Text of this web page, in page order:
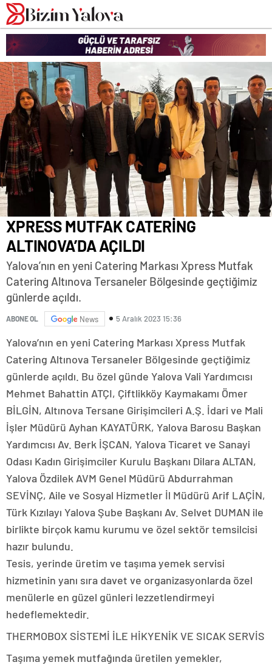
romabet
romabet
romabet
deneme
bonusu
veren
siteler
XPRESS MUTFAK CATERİNG
ALTINOVA’DA AÇILDI
Yalova’nın en yeni Catering Markası Xpress Mutfak
Catering Altınova Tersaneler Bölgesinde geçtiğimiz
günlerde açıldı.
ABONE OL News 5 Aralık 2023 15:36
Yalova’nın en yeni Catering Markası Xpress Mutfak
Catering Altınova Tersaneler Bölgesinde geçtiğimiz
günlerde açıldı. Bu özel günde Yalova Vali Yardımcısı
Mehmet Bahattin ATÇI, Çiftlikköy Kaymakamı Ömer
BİLGİN, Altınova Tersane Girişimcileri A.Ş. İdari ve Mali
İşler Müdürü Ayhan KAYATÜRK, Yalova Barosu Başkan
Yardımcısı Av. Berk İŞCAN, Yalova Ticaret ve Sanayi
Odası Kadın Girişimciler Kurulu Başkanı Dilara ALTAN,
Yalova Özdilek AVM Genel Müdürü Abdurrahman
SEVİNÇ, Aile ve Sosyal Hizmetler İl Müdürü Arif LAÇİN,
Türk Kızılayı Yalova Şube Başkanı Av. Selvet DUMAN ile
birlikte birçok kamu kurumu ve özel sektör temsilcisi
hazır bulundu.
Tesis, yerinde üretim ve taşıma yemek servisi
hizmetinin yanı sıra davet ve organizasyonlarda özel
menülerle en güzel günleri lezzetlendirmeyi
hedeflemektedir.
THERMOBOX SİSTEMİ İLE HİKYENİK VE SICAK SERVİS
Taşıma yemek mutfağında üretilen yemekler,